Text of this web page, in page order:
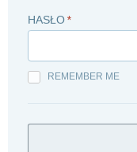
HASŁO *
REMEMBER ME